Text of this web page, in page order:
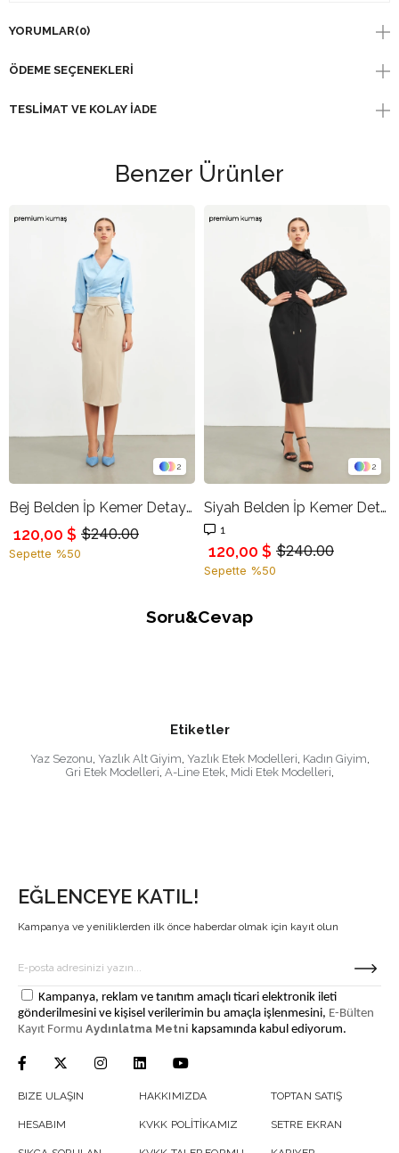
YORUMLAR(0)
ÖDEME SEÇENEKLERI
TESLIMAT VE KOLAY İADE
Benzer Ürünler
2
Bej Belden İp Kemer Detaylı Kalem Etek
$240.00
120,00 $
Sepette %50
2
Siyah Belden İp Kemer Detaylı Kalem Etek
1
$240.00
120,00 $
Sepette %50
Soru&Cevap
Etiketler
Yaz Sezonu Yazlık Alt Giyim Yazlık Etek Modelleri Kadın Giyim
Gri Etek Modelleri A-Line Etek, Midi Etek Modelleri
EĞLENCEYE KATIL!
Kampanya ve yeniliklerden ilk önce haberdar olmak için kayıt olun
Kampanya, reklam ve tanıtım amaçlı ticari elektronik ileti
gönderilmesini ve kişisel verilerimin bu amaçla işlenmesini, E-Bülten
Kayıt Formu Aydınlatma Metni kapsamında kabul ediyorum.
BIZE ULAŞIN
HESABIM
HAKKIMIZDA
KVKK POLİTİKAMIZ
TOPTAN SATIŞ
SETRE EKRAN